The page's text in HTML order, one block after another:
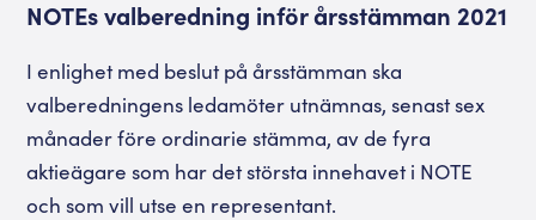
NOTEs valberedning inför årsstämman 2021
I enlighet med beslut på årsstämman ska
valberedningens ledamöter utnämnas, senast sex
månader före ordinarie stämma, av de fyra
aktieägare som har det största innehavet i NOTE
och som vill utse en representant.